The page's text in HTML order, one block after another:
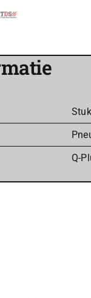
Stuk
Q-